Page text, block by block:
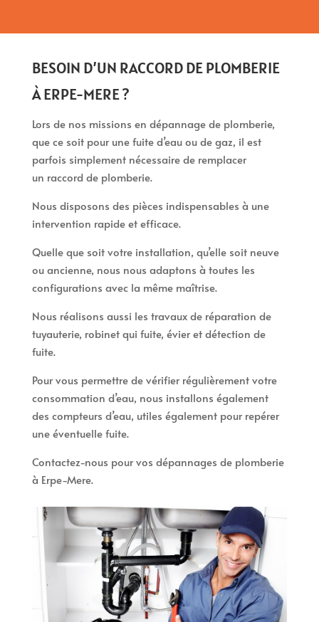
BESOIN D’UN RACCORD DE PLOMBERIE
À ERPE-MERE ?
Lors de nos missions en dépannage de plomberie,
que ce soit pour une fuite d’eau ou de gaz, il est
parfois simplement nécessaire de remplacer
un raccord de plomberie.
Nous disposons des pièces indispensables à une
intervention rapide et efficace.
Quelle que soit votre installation, qu’elle soit neuve
ou ancienne, nous nous adaptons à toutes les
configurations avec la même maîtrise.
Nous réalisons aussi les travaux de réparation de
tuyauterie, robinet qui fuite, évier et détection de
fuite.
Pour vous permettre de vérifier régulièrement votre
consommation d’eau, nous installons également
des compteurs d’eau, utiles également pour repérer
une éventuelle fuite.
Contactez-nous pour vos dépannages de plomberie
à Erpe-Mere.